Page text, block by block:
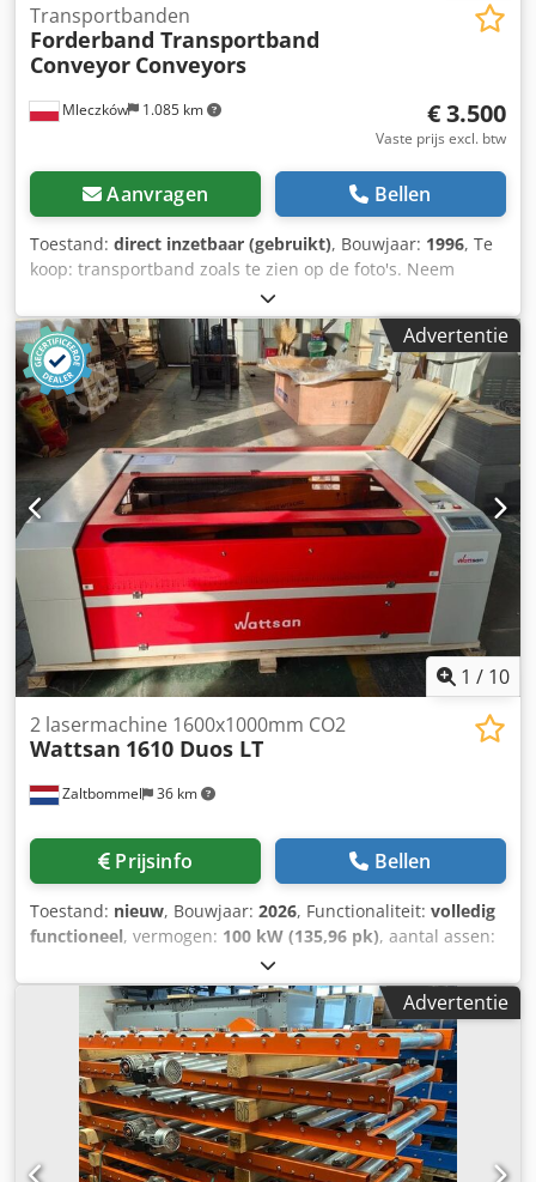
Mleczków 1.085 km
Transportbanden
Forderband Transportband
Conveyor Conveyors
€ 3.500
Vaste prijs excl. btw
Aanvragen Bellen
Toestand: direct inzetbaar (gebruikt), Bouwjaar: 1996, Te
koop: transportband zoals te zien op de foto's. Neem
gerust contact op voor meer informatie. Dcsdpfx Aisxlaa
Selsk
Advertentie
1 / 10
Zaltbommel 36 km
2 lasermachine 1600x1000mm CO2
Wattsan 1610 Duos LT
Prijsinfo Bellen
Toestand: nieuw, Bouwjaar: 2026, Functionaliteit: volledig
functioneel, vermogen: 100 kW (135,96 pk), aantal assen:
, tafel lengte:
tafelbreedte:1.000 mm, Uitrusting:CE-markering,
documentatie / handleiding, Dat is een
dubbelproductieve CNC lasermachine. Er is geen magie,
gewoon twee laserkoppen. Bovendien heeft deze
lasergraveer- en snijmachine een lichttafel met een
krachtige ketting die werkstukken tot 80 kg kan
vasthouden. Twee laserkoppen werken tegelijkertijd op
een minimale afstand van 130 mm van elkaar. Elke kop
Advertentie